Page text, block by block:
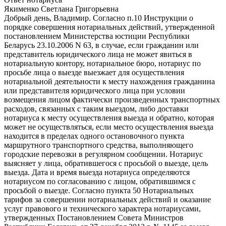
Якименко Светлана Григорьевна
Добрый день, Владимир. Согласно п.10 Инструкции о
порядке совершения нотариальных действий, утвержденной
постановлением Министерства юстиции Республики
Беларусь 23.10.2006 N 63, в случае, если гражданин или
представитель юридического лица не может явиться в
нотариальную контору, нотариальное бюро, нотариус по
просьбе лица о выезде выезжает для осуществления
нотариальной деятельности к месту нахождения гражданина
или представителя юридического лица при условии
возмещения лицом фактически произведенных транспортных
расходов, связанных с таким выездом, либо доставки
нотариуса к месту осуществления выезда и обратно, которая
может не осуществляться, если место осуществления выезда
находится в пределах одного остановочного пункта
маршрутного транспортного средства, выполняющего
городские перевозки в регулярном сообщении. Нотариус
выясняет у лица, обратившегося с просьбой о выезде, цель
выезда. Дата и время выезда нотариуса определяются
нотариусом по согласованию с лицом, обратившимся с
просьбой о выезде. Согласно пункта 50 Нотариальных
тарифов за совершении нотариальных действий и оказание
услуг правового и технического характера нотариусами,
утвержденных Постановлением Совета Министров